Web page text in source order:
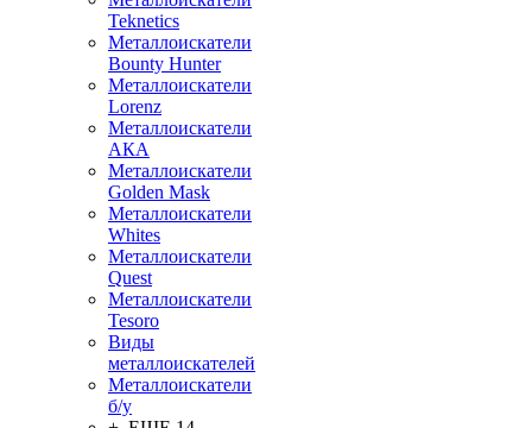
Teknetics
Металлоискатели
Bounty Hunter
Металлоискатели
Lorenz
Металлоискатели
АКА
Металлоискатели
Golden Mask
Металлоискатели
Whites
Металлоискатели
Quest
Металлоискатели
Tesoro
Виды
металлоискателей
Металлоискатели
б/у